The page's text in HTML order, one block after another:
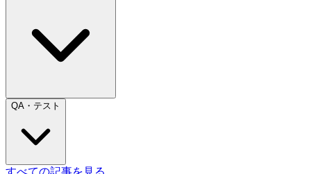
QA・テスト
すべての記事を見る